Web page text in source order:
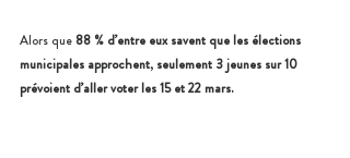
Alors que 88 % d’entre eux savent que les élections
municipales approchent, seulement 3 jeunes sur 10
prévoient d’aller voter les 15 et 22 mars.